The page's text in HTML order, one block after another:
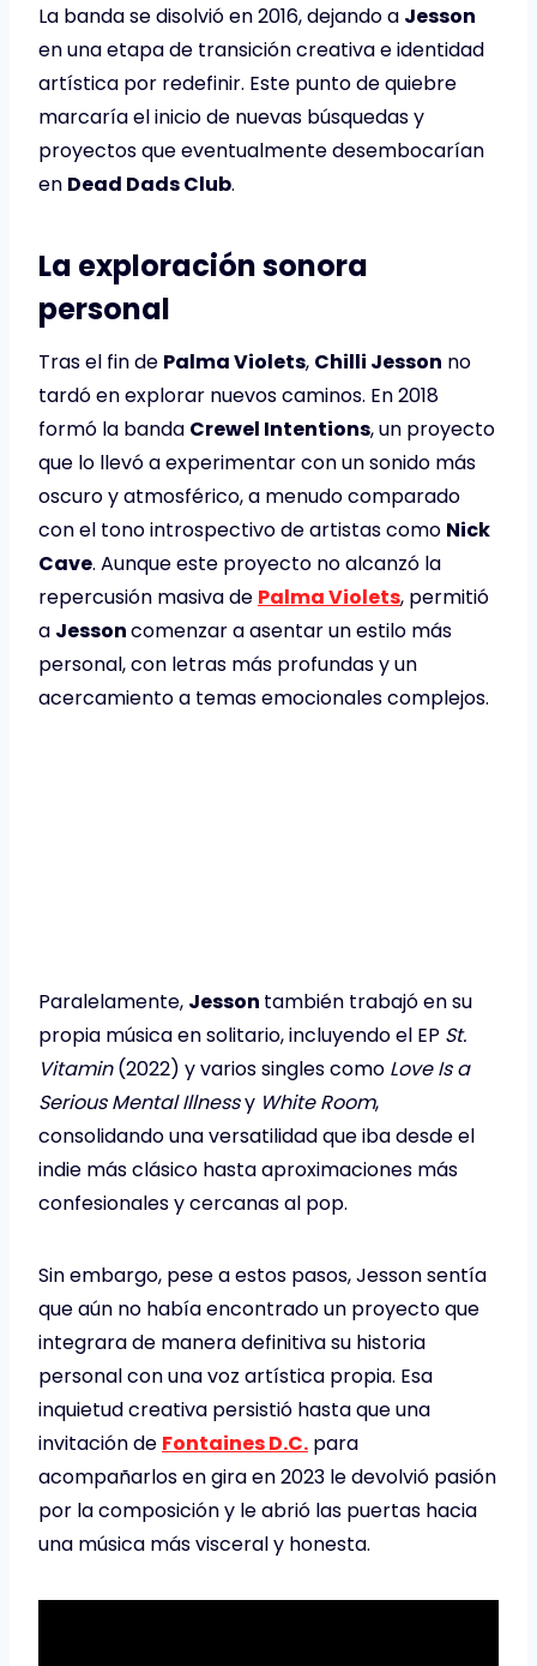
La banda se disolvió en 2016, dejando a Jesson
en una etapa de transición creativa e identidad
artística por redefinir. Este punto de quiebre
marcaría el inicio de nuevas búsquedas y
proyectos que eventualmente desembocarían
en Dead Dads Club.
La exploración sonora
personal
Tras el fin de Palma Violets, Chilli Jesson no
tardó en explorar nuevos caminos. En 2018
formó la banda Crewel Intentions, un proyecto
que lo llevó a experimentar con un sonido más
oscuro y atmosférico, a menudo comparado
con el tono introspectivo de artistas como Nick
Cave. Aunque este proyecto no alcanzó la
repercusión masiva de Palma Violets, permitió
a Jessoncomenzar a asentar un estilo más
personal, con letras más profundas y un
acercamiento a temas emocionales complejos.
Paralelamente, Jesson también trabajó en su
propia música en solitario, incluyendo el EP St.
Vitamin(2022) y varios singles como Love Is a
Serious Mental Illnessy White Room,
consolidando una versatilidad que iba desde el
indie más clásico hasta aproximaciones más
confesionales y cercanas al pop.
Sin embargo, pese a estos pasos, Jesson sentía
que aún no había encontrado un proyecto que
integrara de manera definitiva su historia
personal con una voz artística propia. Esa
inquietud creativa persistió hasta que una
invitación de Fontaines D.C. para
acompañarlos en gira en 2023 le devolvió pasión
por la composición y le abrió las puertas hacia
una música más visceral y honesta.